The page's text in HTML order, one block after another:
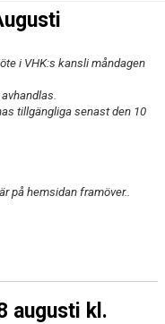
i VHK:s kansli måndagen
tillgängliga senast den 10
på hemsidan framöver..
augusti kl.